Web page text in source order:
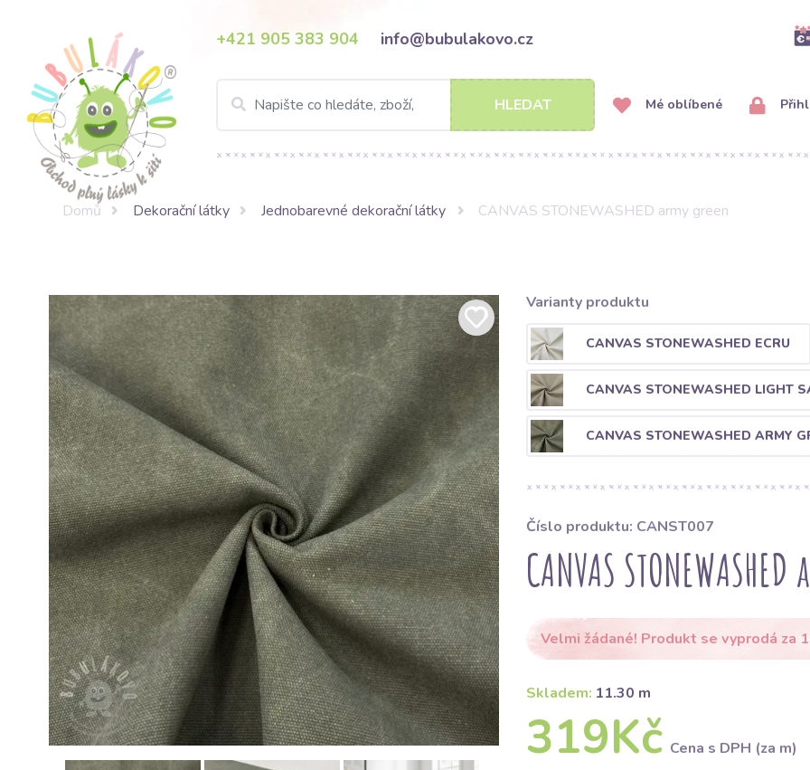
+421 905 383 904 info@bubulakovo.cz
HLEDAT Mé oblíbené
Domů Dekorační látky Jednobarevné dekorační látky CANVAS STONEWASHED army green
Varianty produktu
CANVAS STONEWASHED ECRU
CANVAS STONEWASHED LIGHT
CANVAS STONEWASHED ARMY
Číslo produktu: CANST007
CANVAS
Velmi žádané! Produkt se vyprodá za
Skladem: 11.30 m
319Kč Cena s DPH (za m)